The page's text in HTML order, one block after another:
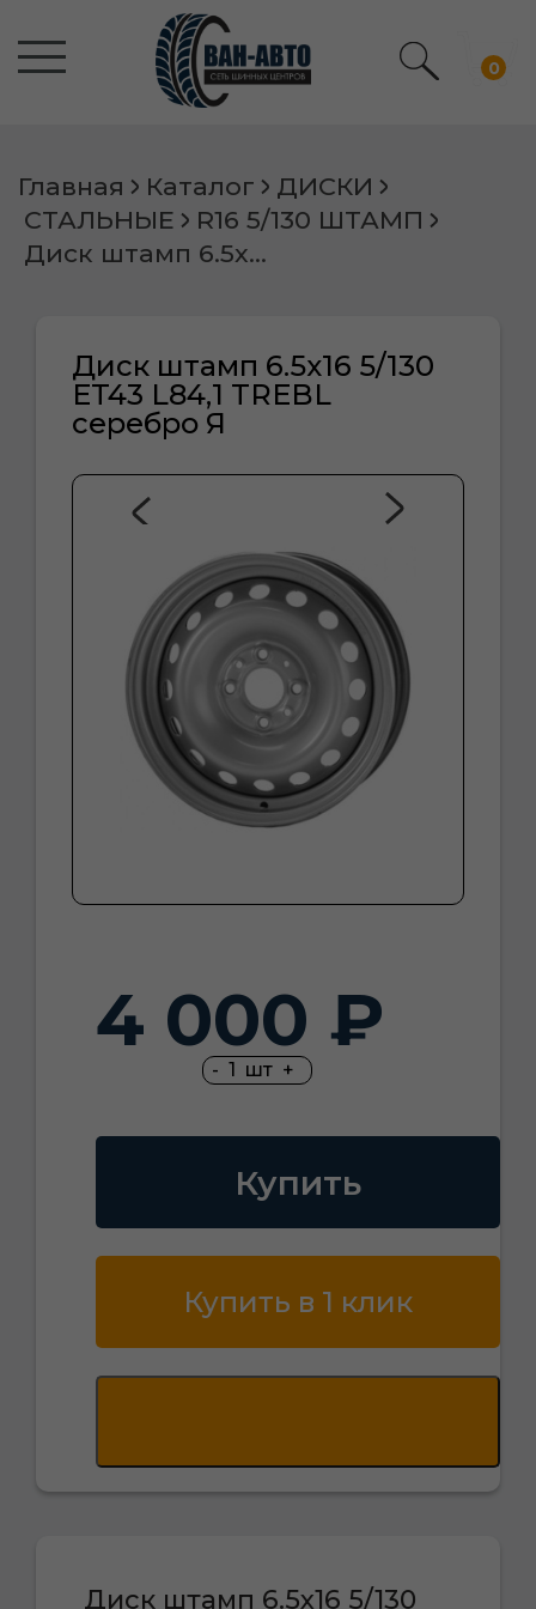
0
Главная Каталог
ДИСКИ
СТАЛЬНЫЕ
R16 5/130 ШТАМП
Диск штамп 6.5х16 5/130 ET43 L84,1 TREBL серебро Я
Диск штамп 6.5х16 5/130
ET43 L84,1 TREBL
серебро Я
4 000 ₽
- 1 шт +
Купить
Купить в 1 клик
Диск штамп 6.5х16 5/130